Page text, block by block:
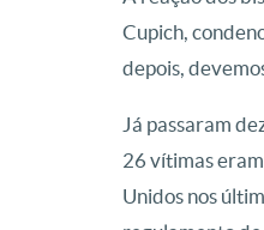
Cupich,
depois,
Já passaram
26 vítimas
Unidos nos